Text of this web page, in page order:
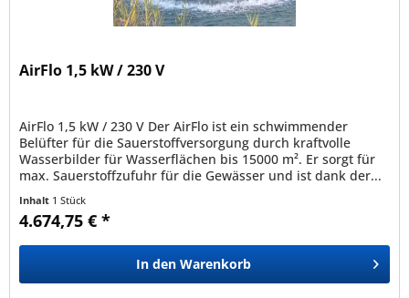
AirFlo 1,5 kW / 230 V
AirFlo 1,5 kW / 230 V Der AirFlo ist ein schwimmender
Belüfter für die Sauerstoffversorgung durch kraftvolle
Wasserbilder für Wasserflächen bis 15000 m². Er sorgt für
max. Sauerstoffzufuhr für die Gewässer und ist dank der...
Inhalt 1 Stück
4.674,75 € *
In den Warenkorb